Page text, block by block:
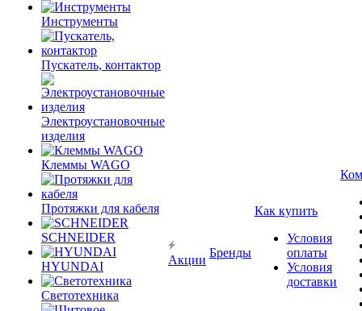
Инструменты
Пускатель, контактор
Электроустановочные
изделия
Клеммы WAGO
Протяжки для кабеля
SCHNEIDER
HYUNDAI
Светотехника
Акции
Бренды
Как купить
Условия
оплаты
Условия
доставки